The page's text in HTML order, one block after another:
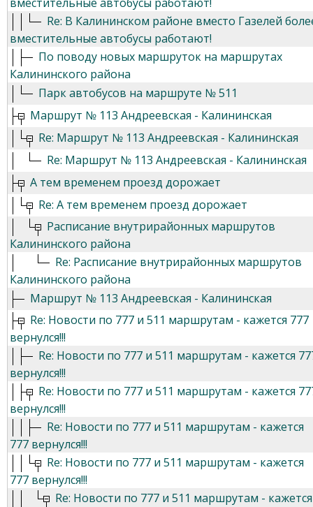
Re: В Калининском районе вместо Газелей
вместительные автобусы работают!
По поводу новых маршруток на маршрутах
Калининского района
Парк автобусов на маршруте № 511
Маршрут № 113 Андреевская - Калининская
Re: Маршрут № 113 Андреевская - Калининская
Re: Маршрут № 113 Андреевская - Калининская
А тем временем проезд дорожает
Re: А тем временем проезд дорожает
Расписание внутрирайонных маршрутов
Калининского района
Re: Расписание внутрирайонных маршрутов
Калининского района
Маршрут № 113 Андреевская - Калининская
Re: Новости по 777 и 511 маршрутам - кажется 777
вернулся!!!
Re: Новости по 777 и 511 маршрутам - кажется
вернулся!!!
Re: Новости по 777 и 511 маршрутам - кажется
вернулся!!!
Re: Новости по 777 и 511 маршрутам - кажется
777 вернулся!!!
Re: Новости по 777 и 511 маршрутам - кажется
777 вернулся!!!
Re: Новости по 777 и 511 маршрутам - кажется